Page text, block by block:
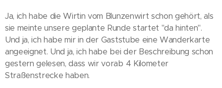
Ja, ich habe die Wirtin vom Blunzenwirt schon gehört, als
sie meinte unsere geplante Runde startet "da hinten".
Und ja, ich habe mir in der Gaststube eine Wanderkarte
angeeignet. Und ja, ich habe bei der Beschreibung schon
gestern gelesen, dass wir vorab 4 Kilometer
Straßenstrecke haben.